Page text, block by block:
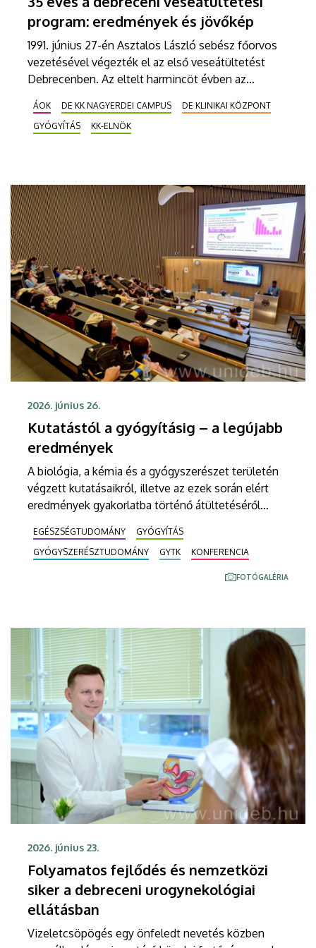
program: eredmények és jövőkép
1991. június 27-én Asztalos László sebész főorvos
vezetésével végezték el az első veseátültetést
Debrecenben. Az eltelt harmincöt évben az
intézményben több mint 1300 átültetés történt, a
transzplantációs centrum az ország meghatározó
központjává vált. A következő időszak egyik
ÁOK DE KK NAGYERDEI CAMPUS
DE KLINIKAI KÖZPONT
GYÓGYÍTÁS
KK-ELNÖK
2026. június 26.
Kutatástól a gyógyításig – a legújabb
eredmények
A biológia, a kémia és a gyógyszerészet területén
végzett kutatásaikról, illetve az ezek során elért
eredmények gyakorlatba történő átültetéséről
kutatók a Debreceni Egyetemen egy csütörtökön
kezdődött háromnapos konferencián. Az angol
nyelvű tanácskozáson több mint százan vesznek
EGÉSZSÉGTUDOMÁNY
GYÓGYÍTÁS
GYÓGYSZERÉSZTUDOMÁNY
GYTK KONFERENCIA
FOTÓGALÉRIA
2026. június 23.
Folyamatos fejlődés és nemzetközi
siker a debreceni urogynekológiai
ellátásban
Vizeletcsöpögés egy önfeledt nevetés közben